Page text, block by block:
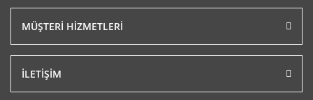
MÜŞTERİ HİZMETLERİ
İLETİŞİM